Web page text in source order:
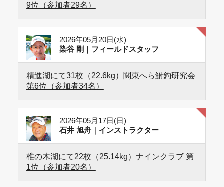
9位（参加者29名）
2026年05月20日(水)
染谷 剛｜フィールドスタッフ
精進湖にて31枚（22.6kg）関東へら鮒釣研究会
第6位（参加者34名）
2026年05月17日(日)
石井 旭舟｜インストラクター
椎の木湖にて22枚（25.14kg）ナインクラブ 第
1位（参加者20名）